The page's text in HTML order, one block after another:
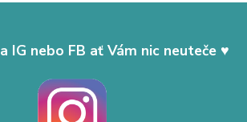
IG nebo FB ať Vám nic neuteče ♥